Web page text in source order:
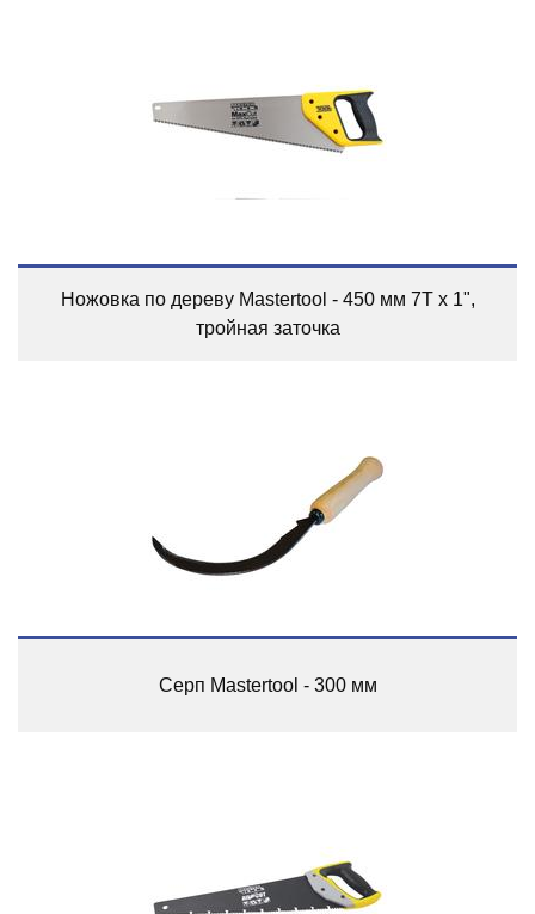
Ножовка по дереву Mastertool - 450 мм 7T х 1",
тройная заточка
Серп Mastertool - 300 мм